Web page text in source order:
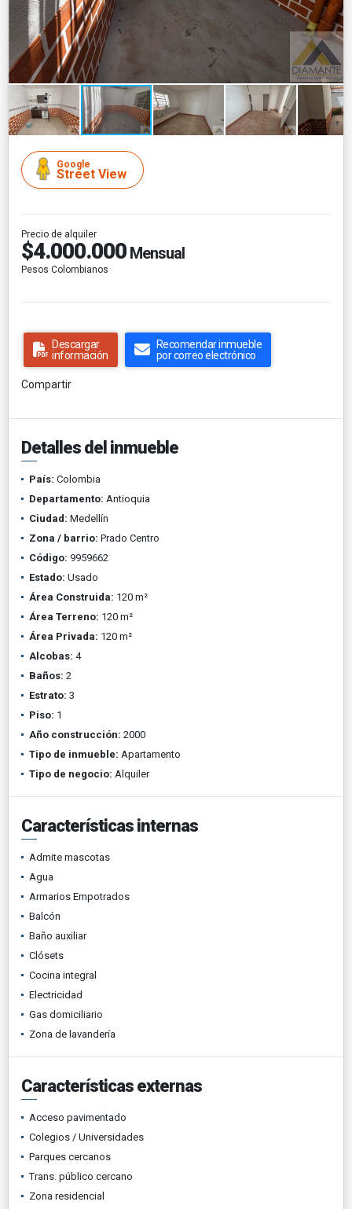
Google
Street View
Precio de alquiler
$4.000.000 Mensual
Pesos Colombianos
Descargar
información
Recomendar inmueble
por correo electrónico
Compartir
Detalles del inmueble
País: Colombia
Departamento: Antioquia
Ciudad: Medellín
Zona / barrio: Prado Centro
Código: 9959662
Estado: Usado
Área Construida: 120 m²
Área Terreno: 120 m²
Área Privada: 120 m²
Alcobas: 4
Baños: 2
Estrato: 3
Piso: 1
Año construcción: 2000
Tipo de inmueble: Apartamento
Tipo de negocio: Alquiler
Características internas
Admite mascotas
Agua
Armarios Empotrados
Balcón
Baño auxiliar
Clósets
Cocina integral
Electricidad
Gas domiciliario
Zona de lavandería
Características externas
Acceso pavimentado
Colegios / Universidades
Parques cercanos
Trans. público cercano
Zona residencial